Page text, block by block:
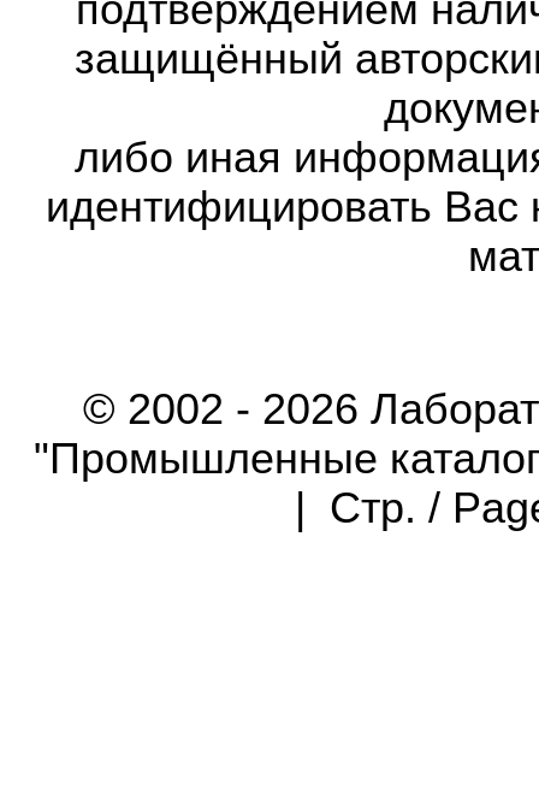
подтверждением
защищённый
либо иная
идентифицировать Вас
© 2002 - 2026
"Промышленные
| Стр. /